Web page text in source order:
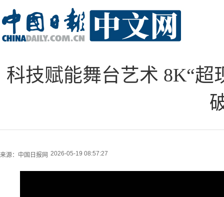
科技赋能舞台艺术 8K“超
来源： 中国日报网 2026-05-19 08:57:27